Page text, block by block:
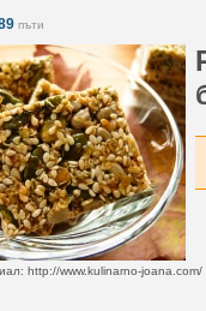
пъти
http://www.kulinarno-joana.com/